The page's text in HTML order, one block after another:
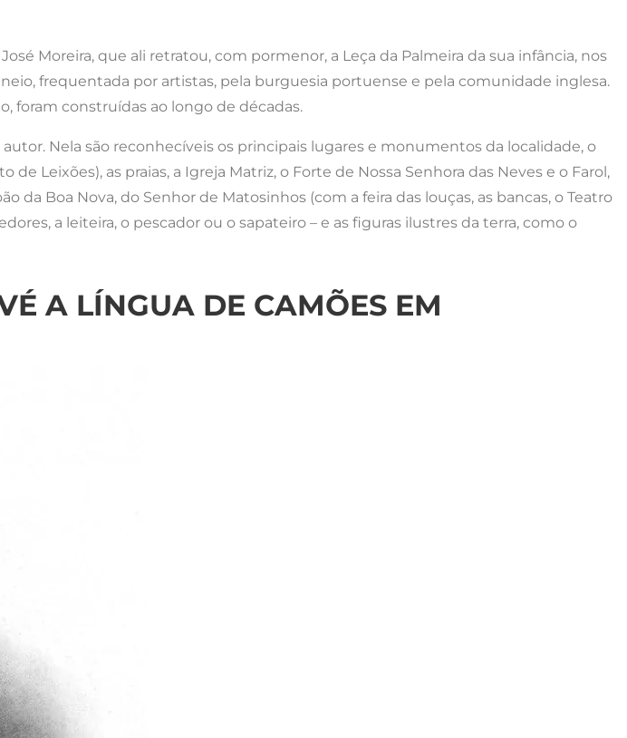
Moreira, que ali retratou, com pormenor, a Leça da Palmeira da sua infância, nos
frequentada por artistas, pela burguesia portuense e pela comunidade inglesa.
foram construídas ao longo de décadas.
Nela são reconhecíveis os principais lugares e monumentos da localidade, o
Leixões), as praias, a Igreja Matriz, o Forte de Nossa Senhora das Neves e o Farol,
da Boa Nova, do Senhor de Matosinhos (com a feira das louças, as bancas, o Teatro
a leiteira, o pescador ou o sapateiro – e as figuras ilustres da terra, como o
A LÍNGUA DE CAMÕES EM